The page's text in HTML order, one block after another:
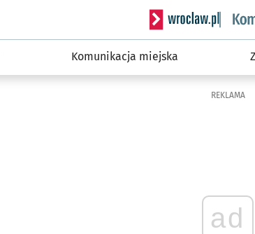
Serwis informacyjny
Komunikacja miejska
REKLAMA
ad